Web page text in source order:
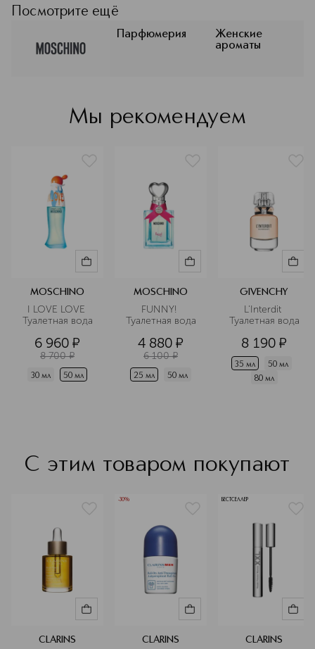
1983 г. кутюрье Франко Москино,
чей экстравагантный, ироничный
стиль стал символом озорства и
эпатажа в индустрии моды и
Посмотрите ещё
Парфюмерия
Женские
ароматы
Мы рекомендуем
MOSCHINO
I LOVE LOVE
Туалетная вода
6 960 ¤
8 700 ¤
30 мл 50 мл
MOSCHINO
FUNNY!
Туалетная вода
4 880 ¤
6 100 ¤
25 мл 50 мл
GIVENCHY
L'Interdit
Туалетная вода
8 190 ¤
35 мл
50 мл
80 мл
С этим товаром покупают
CLARINS
-30%
CLARINS
БЕСТСЕЛЛЕР
CLARINS